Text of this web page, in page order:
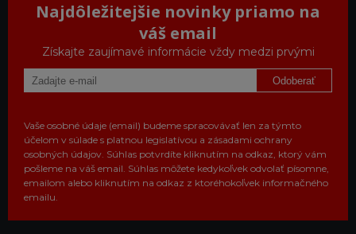
Najdôležitejšie novinky priamo na
váš email
Získajte zaujímavé informácie vždy medzi prvými
Odoberať
Vaše osobné údaje (email) budeme spracovávať len za týmto
účelom v súlade s platnou legislatívou a zásadami ochrany
osobných údajov. Súhlas potvrdíte kliknutím na odkaz, ktorý vám
pošleme na váš email. Súhlas môžete kedykoľvek odvolať písomne,
emailom alebo kliknutím na odkaz z ktoréhokoľvek informačného
emailu.